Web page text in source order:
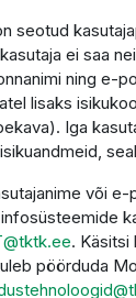
seotud
ei saa
ning e-
lisaks
Iga
või e-
. Käsitsi
pöörduda